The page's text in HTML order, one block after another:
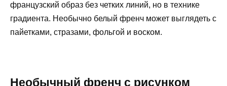
французский образ без четких линий, но в технике
градиента. Необычно белый френч может выглядеть с
пайетками, стразами, фольгой и воском.
Необычный френч с рисунком